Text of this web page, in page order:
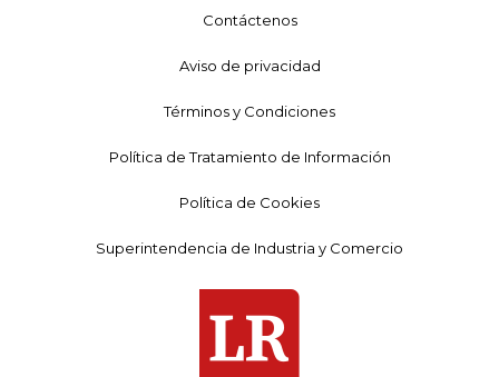
Contáctenos
Aviso de privacidad
Términos y Condiciones
Política de Tratamiento de Información
Política de Cookies
Superintendencia de Industria y Comercio